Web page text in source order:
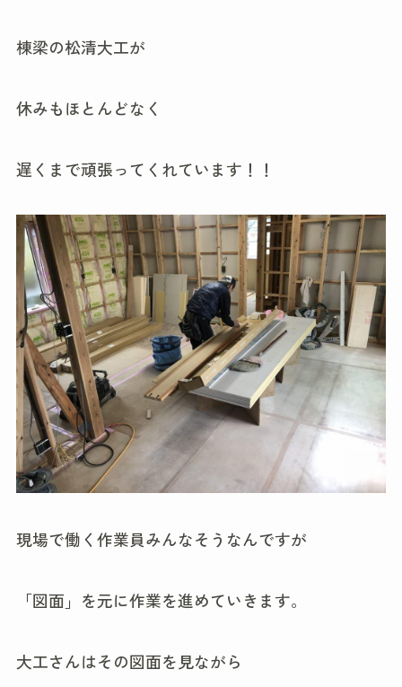
棟梁の松清大工が
休みもほとんどなく
遅くまで頑張ってくれています！！
現場で働く作業員みんなそうなんですが
「図面」を元に作業を進めていきます。
大工さんはその図面を見ながら